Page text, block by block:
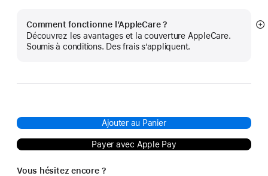
Comment fonctionne l’AppleCare ?
Découvrez les avantages et la couverture AppleCare.
Soumis à conditions. Des frais s’appliquent.
Ajouter au Panier
Payer avec Apple Pay
Vous hésitez encore ?